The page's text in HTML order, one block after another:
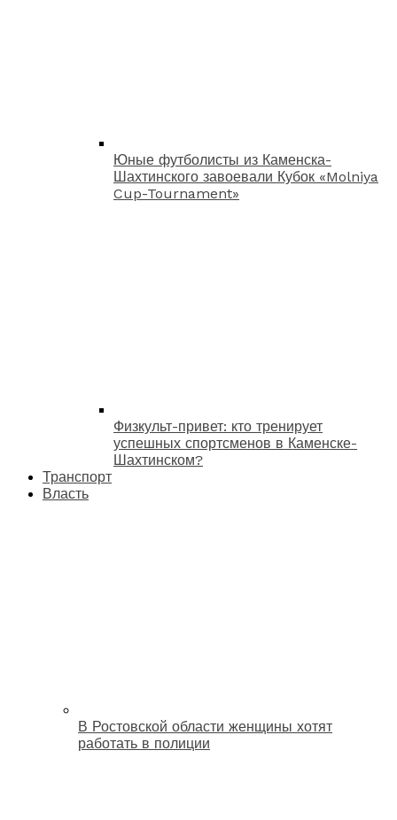
Юные футболисты из Каменска-
Шахтинского завоевали Кубок «Molniya
Cup-Tournament»
Физкульт-привет: кто тренирует
успешных спортсменов в Каменске-
Шахтинском?
Транспорт
Власть
В Ростовской области женщины хотят
работать в полиции